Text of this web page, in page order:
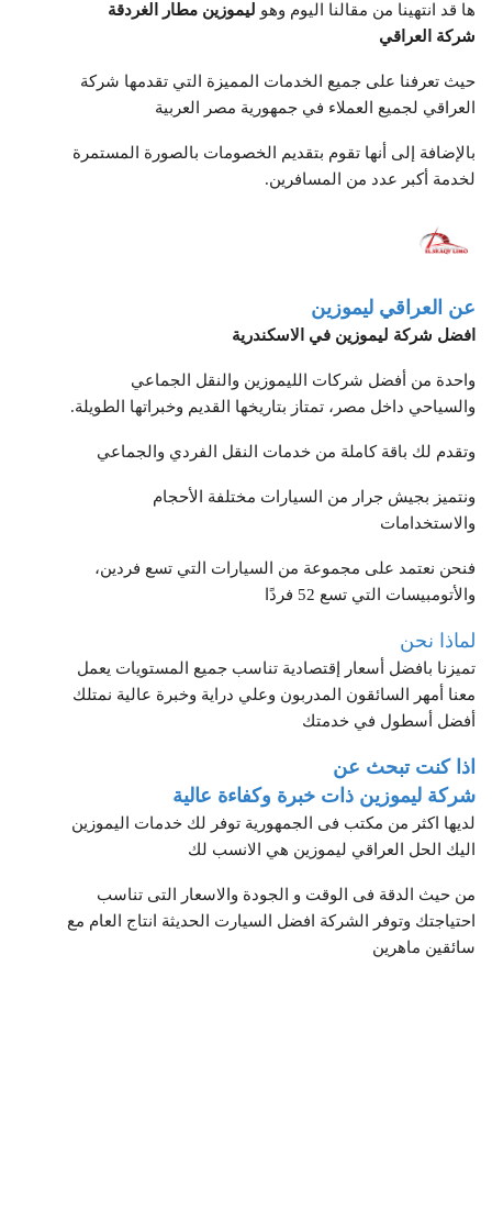
ها قد انتهينا من مقالنا اليوم وهو ليموزين مطار الغردقة
شركة العراقي
حيث تعرفنا على جميع الخدمات المميزة التي تقدمها شركة
العراقي لجميع العملاء في جمهورية مصر العربية
بالإضافة إلى أنها تقوم بتقديم الخصومات بالصورة المستمرة
لخدمة أكبر عدد من المسافرين.
عن العراقي ليموزين
افضل شركة ليموزين في الاسكندرية
واحدة من أفضل شركات الليموزين والنقل الجماعي
والسياحي داخل مصر، تمتاز بتاريخها القديم وخبراتها الطويلة.
وتقدم لك باقة كاملة من خدمات النقل الفردي والجماعي
ونتميز بجيش جرار من السيارات مختلفة الأحجام
والاستخدامات
فنحن نعتمد على مجموعة من السيارات التي تسع فردين،
والأتومبيسات التي تسع 52 فردًا
لماذا نحن
تميزنا بافضل أسعار إقتصادية تناسب جميع المستويات يعمل
معنا أمهر السائقون المدربون وعلي دراية وخبرة عالية نمتلك
أفضل أسطول في خدمتك
اذا كنت تبحث عن
شركة ليموزين ذات خبرة وكفاءة عالية
لديها اكثر من مكتب فى الجمهورية توفر لك خدمات اليموزين
اليك الحل العراقي ليموزين هي الانسب لك
من حيث الدقة فى الوقت و الجودة والاسعار التى تناسب
احتياجتك وتوفر الشركة افضل السيارت الحديثة انتاج العام مع
سائقين ماهرين